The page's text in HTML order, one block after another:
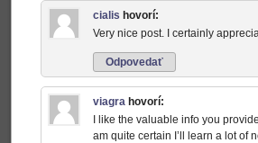
cialis hovorí:
Very nice post. I certainly
Odpovedať
viagra hovorí:
I like the valuable info you
am quite certain I’ll learn a lot of